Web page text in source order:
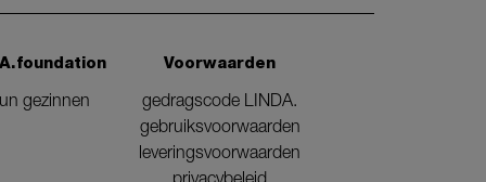
gezinnen
Voorwaarden
gedragscode LINDA.
gebruiksvoorwaarden
leveringsvoorwaarden
privacybeleid